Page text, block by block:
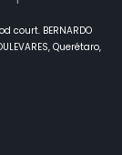
court. BERNARDO
Querétaro,